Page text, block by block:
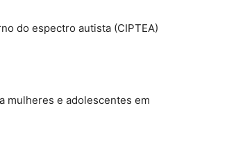
do espectro autista (CIPTEA)
mulheres e adolescentes em